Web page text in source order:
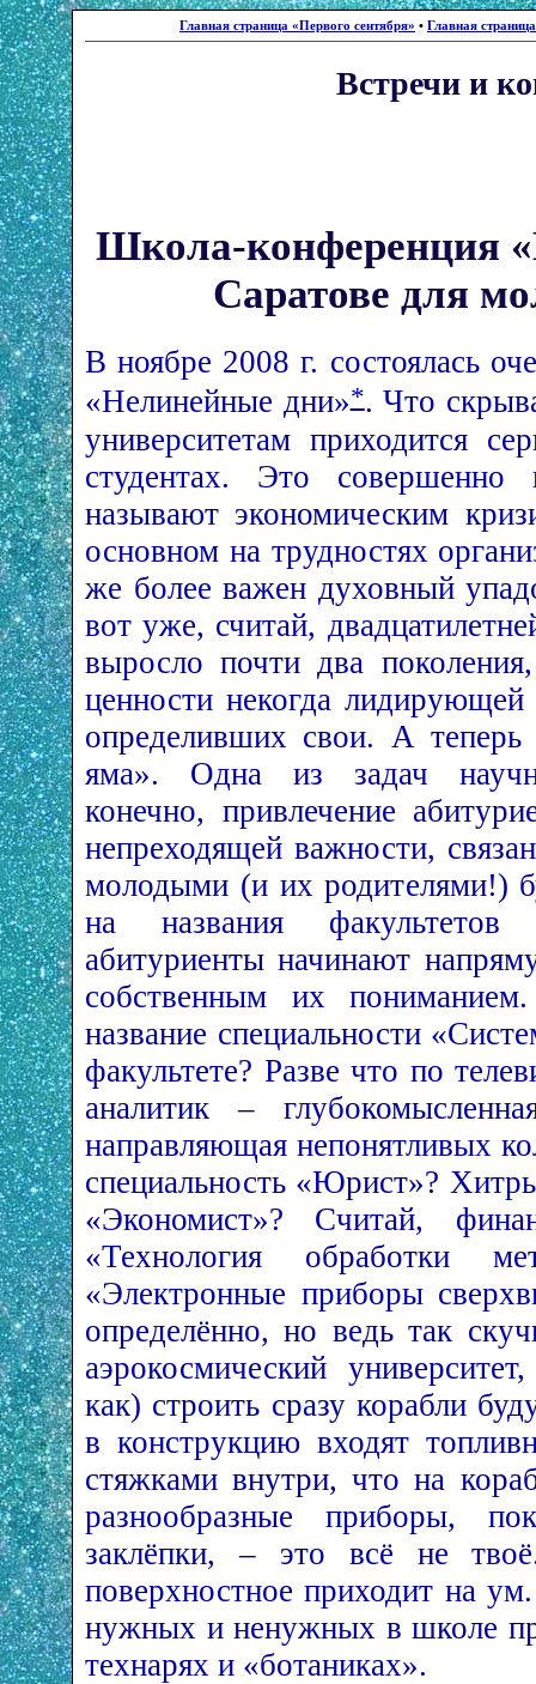
Главная страница «Первого сентября» • Главная
Встречи и
Школа-конференция
Саратове для
В ноябре 2008 г. состоялась
«Нелинейные дни»*. Что
университетам приходится
студентах. Это
называют экономическим
основном на трудностях
же более важен духовный
вот уже, считай,
выросло почти два
ценности некогда
определивших свои. А
яма». Одна из задач
конечно, привлечение
непреходящей важности,
молодыми (и их родителями!)
на названия
абитуриенты начинают
собственным их
название специальности
факультете? Разве что по
аналитик –
направляющая непонятливых
специальность «Юрист»?
«Экономист»? Считай,
«Технология обработки
«Электронные приборы
определённо, но ведь так
аэрокосмический
как) строить сразу корабли
в конструкцию входят
стяжками внутри, что на
разнообразные приборы,
заклёпки, – это всё не
поверхностное приходит на
нужных и ненужных в школе
технарях и «ботаниках».